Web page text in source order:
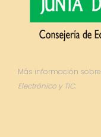
Más información sobre
Electrónico y TIC.